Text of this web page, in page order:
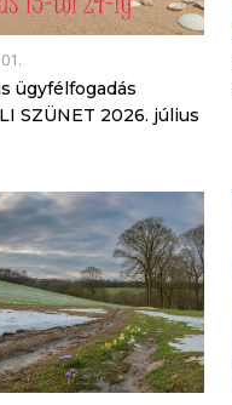
ügyfélfogadás
SZÜNET 2026. július